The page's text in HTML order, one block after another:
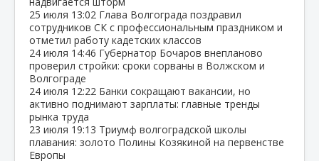
25 июля 13:02 Глава Волгограда поздравил
сотрудников СК с профессиональным праздником и
отметил работу кадетских классов
24 июля 14:46 Губернатор Бочаров внепланово
проверил стройки: сроки сорваны в Волжском и
Волгограде
24 июля 12:22 Банки сокращают вакансии, но
активно поднимают зарплаты: главные тренды
рынка труда
23 июля 19:13 Триумф волгоградской школы
плавания: золото Полины Козякиной на первенстве
Европы